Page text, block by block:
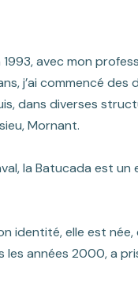
avec mon
j’ai commencé
dans diverses
Mornant.
la Batucada est un
identité, elle est née,
années 2000, a